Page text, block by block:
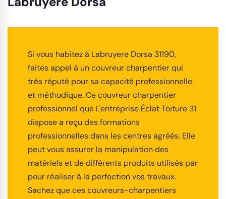
Si vous habitez à Labruyere Dorsa 31190,
faites appel à un couvreur charpentier qui
très réputé pour sa capacité professionnelle
et méthodique. Ce couvreur charpentier
professionnel que L'entreprise Éclat Toiture 31
dispose a reçu des formations
professionnelles dans les centres agréés. Elle
peut vous assurer la manipulation des
matériels et de différents produits utilisés par
pour réaliser à la perfection vos travaux.
Sachez que ces couvreurs-charpentiers